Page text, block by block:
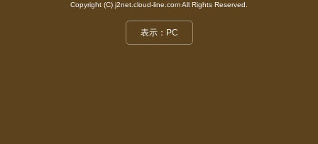
Copyright (C) j2net.cloud-line.com All Rights Reserved.
表示：PC